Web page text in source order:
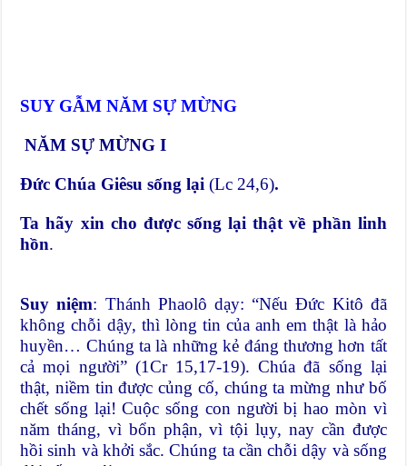
SUY GẪMNĂM SỰ MỪNG
NĂM SỰ MỪNG I
Đức Chúa Giêsu sống lại(Lc 24,6).
Ta hãy xin cho được sống lại thật về phần linh
hồn.
Suy niệm: Thánh Phaolô dạy: “Nếu Đức Kitô đã
không chỗi dậy, thì lòng tin của anh em thật là hảo
huyền… Chúng ta là những kẻ đáng thương hơn tất
cả mọi người” (1Cr 15,17-19). Chúa đã sống lại
thật, niềm tin được củng cố, chúng ta mừng như bố
chết sống lại! Cuộc sống con người bị hao mòn vì
năm tháng, vì bổn phận, vì tội lụy, nay cần được
hồi sinh và khởi sắc. Chúng ta cần chỗi dậy và sống